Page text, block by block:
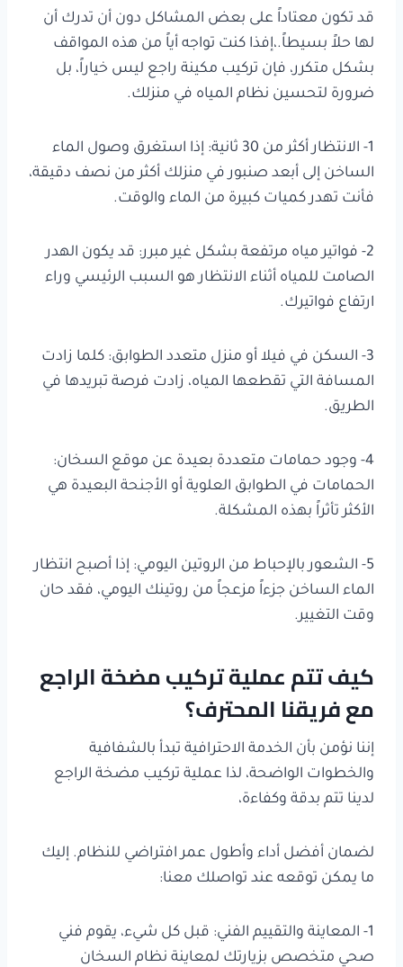
قد تكون معتاداً على بعض المشاكل دون أن تدرك أن
لها حلاً بسيطاً.،إفذا كنت تواجه أياً من هذه المواقف
بشكل متكرر، فإن تركيب مكينة راجع ليس خياراً، بل
ضرورة لتحسين نظام المياه في منزلك.
1- الانتظار أكثر من 30 ثانية: إذا استغرق وصول الماء
الساخن إلى أبعد صنبور في منزلك أكثر من نصف دقيقة،
فأنت تهدر كميات كبيرة من الماء والوقت.
2- فواتير مياه مرتفعة بشكل غير مبرر: قد يكون الهدر
الصامت للمياه أثناء الانتظار هو السبب الرئيسي وراء
ارتفاع فواتيرك.
3- السكن في فيلا أو منزل متعدد الطوابق: كلما زادت
المسافة التي تقطعها المياه، زادت فرصة تبريدها في
الطريق.
4- وجود حمامات متعددة بعيدة عن موقع السخان:
الحمامات في الطوابق العلوية أو الأجنحة البعيدة هي
الأكثر تأثراً بهذه المشكلة.
5- الشعور بالإحباط من الروتين اليومي: إذا أصبح انتظار
الماء الساخن جزءاً مزعجاً من روتينك اليومي، فقد حان
وقت التغيير.
كيف تتم عملية تركيب مضخة الراجع
مع فريقنا المحترف؟
إننا نؤمن بأن الخدمة الاحترافية تبدأ بالشفافية
والخطوات الواضحة، لذا عملية تركيب مضخة الراجع
لدينا تتم بدقة وكفاءة،
لضمان أفضل أداء وأطول عمر افتراضي للنظام. إليك
ما يمكن توقعه عند تواصلك معنا:
1- المعاينة والتقييم الفني: قبل كل شيء، يقوم فني
صحي متخصص بزيارتك لمعاينة نظام السخان